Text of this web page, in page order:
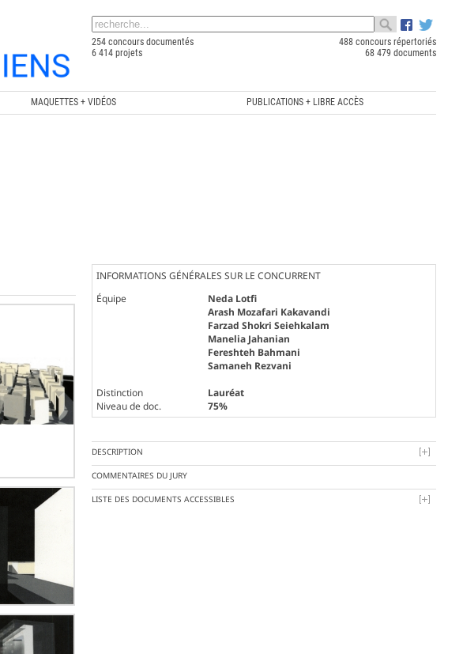
254 concours documentés
488 concours répertoriés
6 414 projets
68 479 documents
MAQUETTES + VIDÉOS PUBLICATIONS + LIBRE ACCÈS
INFORMATIONS GÉNÉRALES SUR LE CONCURRENT
Équipe
Neda Lotfi
Arash Mozafari Kakavandi
Farzad Shokri Seiehkalam
Manelia Jahanian
Fereshteh Bahmani
Samaneh Rezvani
Distinction
Lauréat
Niveau de doc.
75%
DESCRIPTION
COMMENTAIRES DU JURY
LISTE DES DOCUMENTS ACCESSIBLES